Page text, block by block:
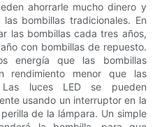
ahorrarle mucho dinero y
bombillas tradicionales. En
las bombillas cada tres años,
con bombillas de repuesto.
energía que las bombillas
rendimiento menor que las
Las luces LED se pueden
usando un interruptor en la
de la lámpara. Un simple